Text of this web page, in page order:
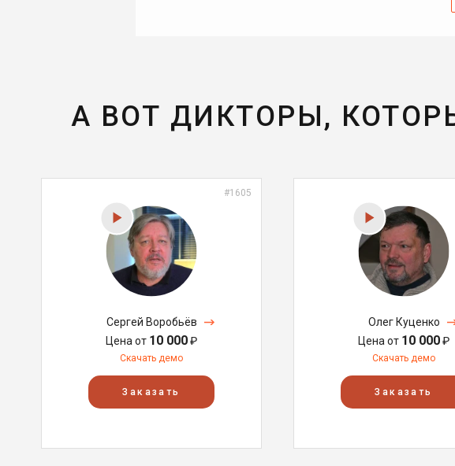
А ВОТ ДИКТОРЫ,
#1605
Сергей Воробьёв
Цена от 10 000₽
Скачать демо
Заказать
Олег Куценко
Цена от 10 000₽
Скачать демо
Заказать